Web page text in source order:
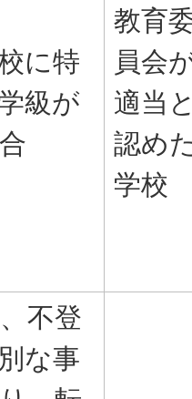
に特
級が
教育
員会
適当
認め
学校
不登
な事